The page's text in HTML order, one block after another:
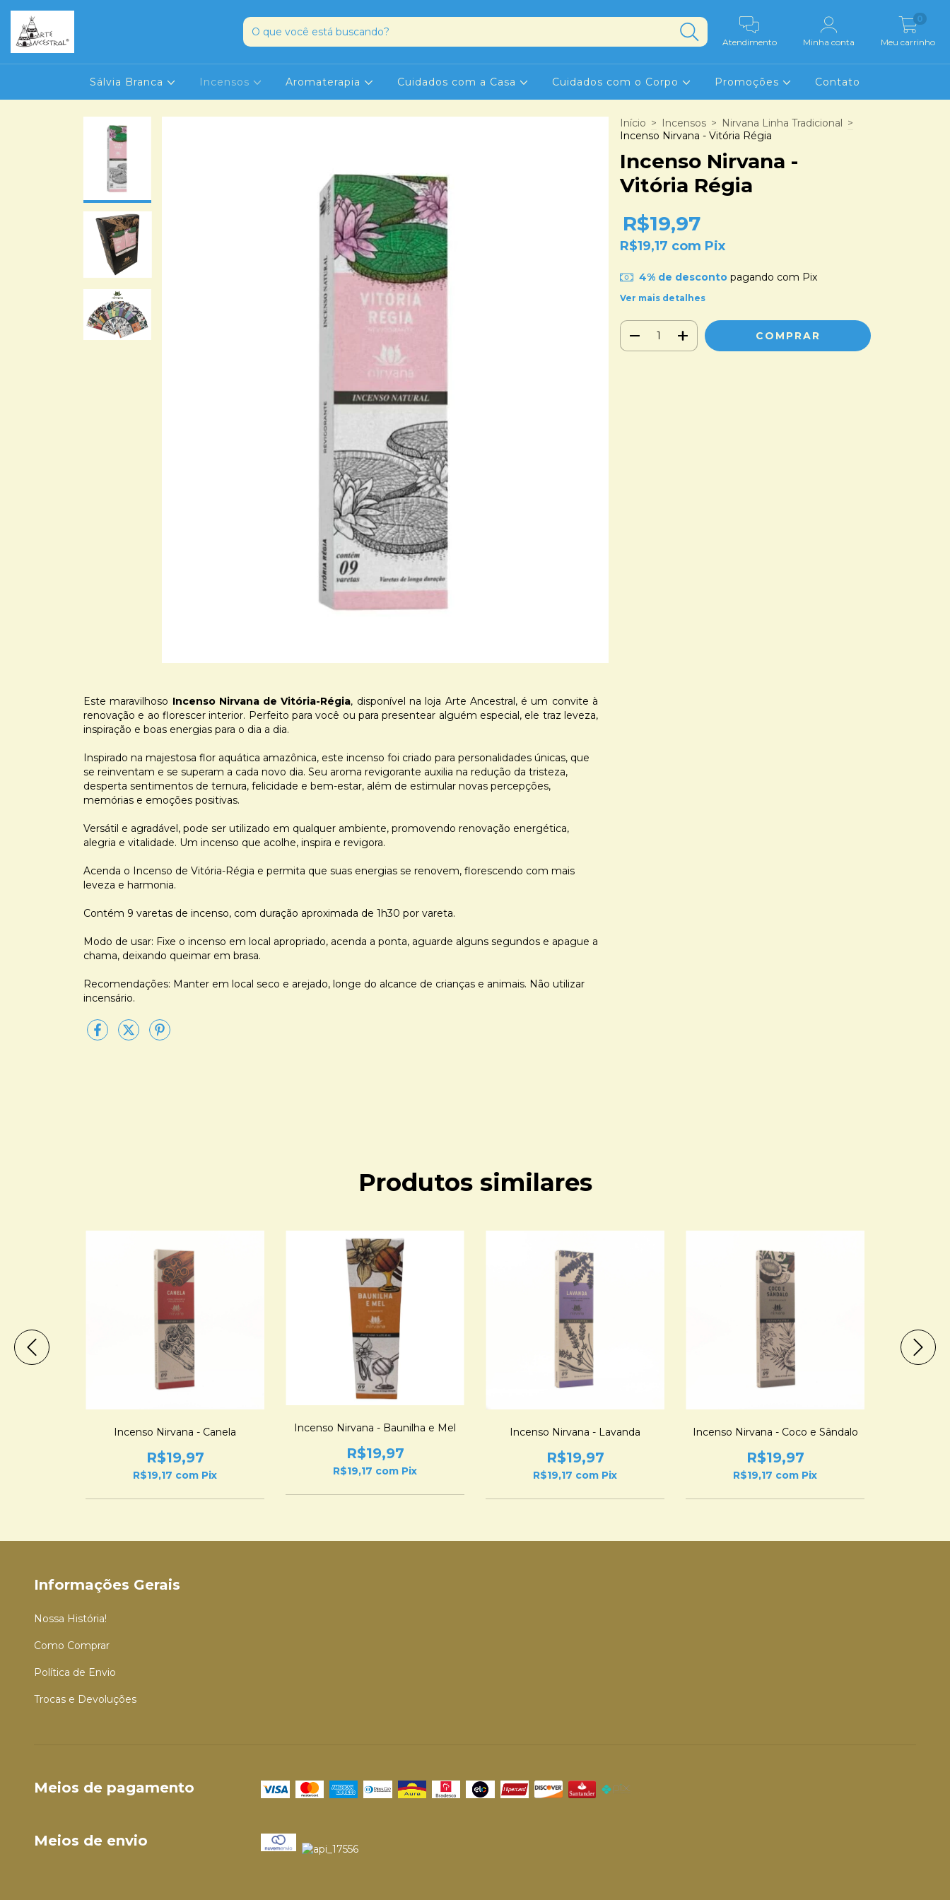
Atendimento Minha conta Meu carrinho
0
Sálvia Branca Incensos Aromaterapia Cuidados com a Casa Cuidados com o Corpo Promoções Contato
Este maravilhoso Incenso Nirvana de Vitória-Régia, disponível na loja Arte Ancestral, é um convite à
renovação e ao florescer interior. Perfeito para você ou para presentear alguém especial, ele traz leveza,
inspiração e boas energias para o dia a dia.
Inspirado na majestosa flor aquática amazônica, este incenso foi criado para personalidades únicas, que
se reinventam e se superam a cada novo dia. Seu aroma revigorante auxilia na redução da tristeza,
desperta sentimentos de ternura, felicidade e bem-estar, além de estimular novas percepções,
memórias e emoções positivas.
Versátil e agradável, pode ser utilizado em qualquer ambiente, promovendo renovação energética,
alegria e vitalidade. Um incenso que acolhe, inspira e revigora.
Acenda o Incenso de Vitória-Régia e permita que suas energias se renovem, florescendo com mais
leveza e harmonia.
Contém 9 varetas de incenso, com duração aproximada de 1h30 por vareta.
Modo de usar: Fixe o incenso em local apropriado, acenda a ponta, aguarde alguns segundos e apague a
chama, deixando queimar em brasa.
Recomendações: Manter em local seco e arejado, longe do alcance de crianças e animais. Não utilizar
incensário.
Início > Incensos > Nirvana Linha Tradicional >
Incenso Nirvana - Vitória Régia
Incenso Nirvana -
Vitória Régia
R$19,97
R$19,17 com Pix
4% de descontopagando com Pix
Ver mais detalhes
Produtos similares
Incenso Nirvana - Canela
R$19,97
R$19,17 com Pix
Incenso Nirvana - Baunilha e Mel
R$19,97
R$19,17 com Pix
Incenso Nirvana - Lavanda
R$19,97
R$19,17 com Pix
Incenso Nirvana - Coco e Sândalo
R$19,97
R$19,17 com Pix
Informações Gerais
Nossa História!
Como Comprar
Política de Envio
Trocas e Devoluções
Meios de pagamento
Meios de envio